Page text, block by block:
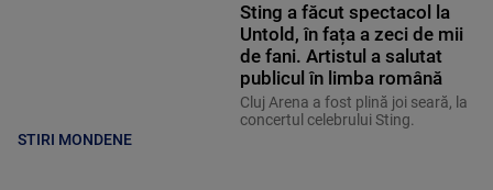
STIRI MONDENE
Sting a făcut spectacol la
Untold, în fața a zeci de mii
de fani. Artistul a salutat
publicul în limba română
Cluj Arena a fost plină joi seară, la
concertul celebrului Sting.